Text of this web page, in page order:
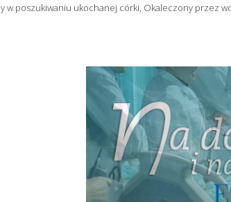
w poszukiwaniu ukochanej córki, Okaleczony przez